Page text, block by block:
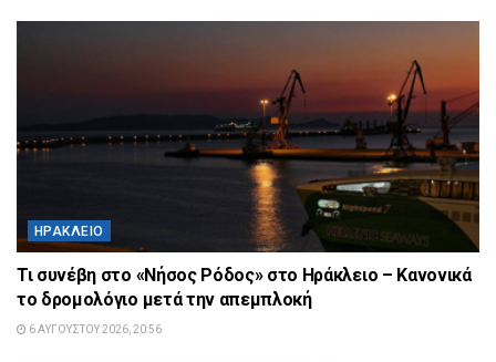
ΗΡΆΚΛΕΙΟ
Τι συνέβη στο «Νήσος Ρόδος» στο Ηράκλειο – Κανονικά
το δρομολόγιο μετά την απεμπλοκή
6 ΑΥΓΟΎΣΤΟΥ 2026, 20:56